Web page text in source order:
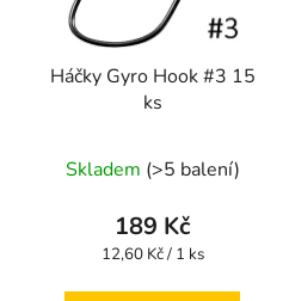
Háčky Gyro Hook #3 15
ks
Skladem (>5 balení)
189 Kč
Měrná
12,60 Kč / 1 ks